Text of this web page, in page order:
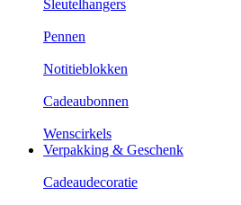
Sleutelhangers
Pennen
Notitieblokken
Cadeaubonnen
Wenscirkels
Verpakking & Geschenk
Cadeaudecoratie